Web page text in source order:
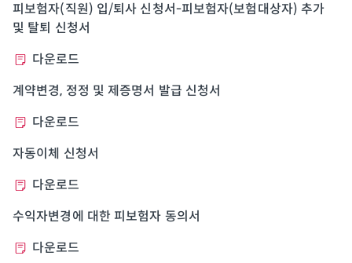
피보험자(직원) 입/퇴사 신청서-피보험자(보험대상자) 추가
및 탈퇴 신청서
다운로드
계약변경, 정정 및 제증명서 발급 신청서
다운로드
자동이체 신청서
다운로드
수익자변경에 대한 피보험자 동의서
다운로드